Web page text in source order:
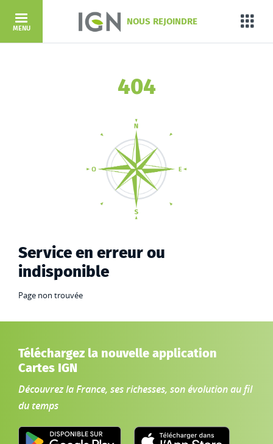
Aller au contenu principal
NOUS REJOINDRE
MENU
404
Service en erreur ou
indisponible
Page non trouvée
Téléchargez la nouvelle application
Cartes IGN
Découvrez la France, ses richesses, son évolution au fil
du temps